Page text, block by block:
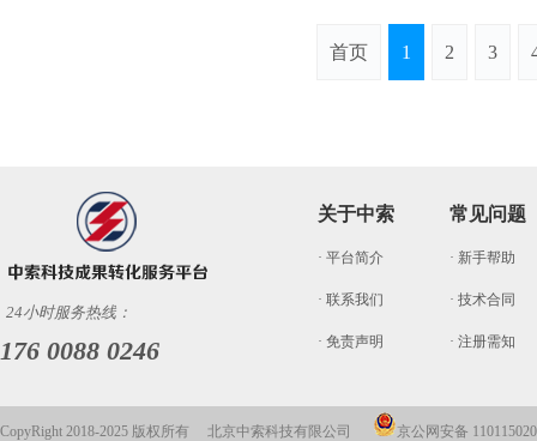
首页 1 2 3
24小时服务热线：
176 0088 0246
关于中索
· 平台简介
· 联系我们
· 免责声明
常见问题
· 新手帮助
· 技术合同
· 注册需知
CopyRight 2018-2025 版权所有 北京中索科技有限公司 京公网安备